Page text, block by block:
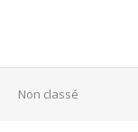
Non classé